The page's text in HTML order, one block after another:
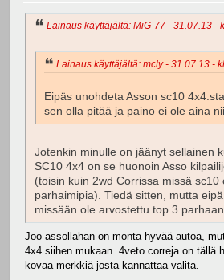
Lainaus käyttäjältä: MiG-77 - 31.07.13 -
Lainaus käyttäjältä: mcly - 31.07.13 -
Eipäs unohdeta Asson sc10
sen olla pitää ja paino ei ole aina
Jotenkin minulle on jäänyt sellainen
SC10 4x4 on se huonoin Asso
(toisin kuin 2wd Corrissa missä sc10
parhaimipia). Tiedä sitten, mutta
missään ole arvostettu top 3
Joo assollahan on monta hyvää autoa,
4x4 siihen mukaan. 4veto correja on tällä
kovaa merkkiä josta kannattaa valita.